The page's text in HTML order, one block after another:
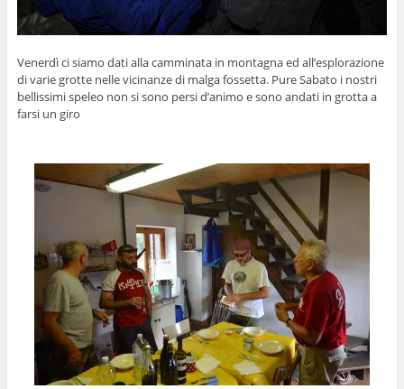
Venerdì ci siamo dati alla camminata in montagna ed all’esplorazione
di varie grotte nelle vicinanze di malga fossetta. Pure Sabato i nostri
bellissimi speleo non si sono persi d’animo e sono andati in grotta a
farsi un giro